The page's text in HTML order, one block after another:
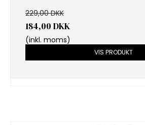
229,00 DKK
184,00 DKK
(inkl. moms)
VIS PRODUKT